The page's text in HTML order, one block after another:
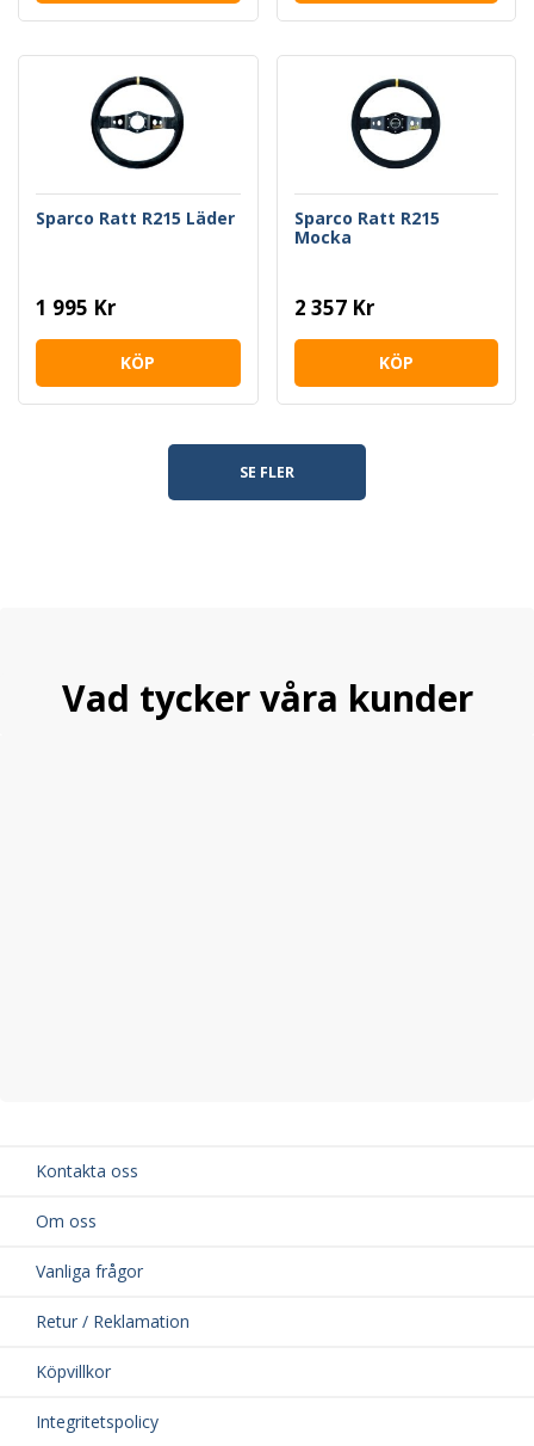
Sparco Ratt R215 Läder
1 995 Kr
KÖP
Sparco Ratt R215
Mocka
2 357 Kr
KÖP
SE FLER
Vad tycker våra kunder
Kontakta oss
Om oss
Vanliga frågor
Retur / Reklamation
Köpvillkor
Integritetspolicy